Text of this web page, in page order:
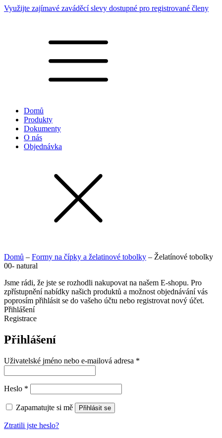
Využijte zajímavé zaváděcí slevy dostupné pro registrované členy
Domů
Produkty
Dokumenty
O nás
Objednávka
Domů – Formy na čípky a želatinové tobolky – Želatínové tobolky
00- natural
Jsme rádi, že jste se rozhodli nakupovat na našem E-shopu. Pro
zpřístupnění nabídky našich produktů a možnost objednávání vás
poprosím přihlásit se do vašeho účtu nebo registrovat nový účet.
Přihlášení
Registrace
Přihlášení
Uživatelské jméno nebo e-mailová adresa *
Heslo *
Zapamatujte si mě Přihlásit se
Ztratili jste heslo?